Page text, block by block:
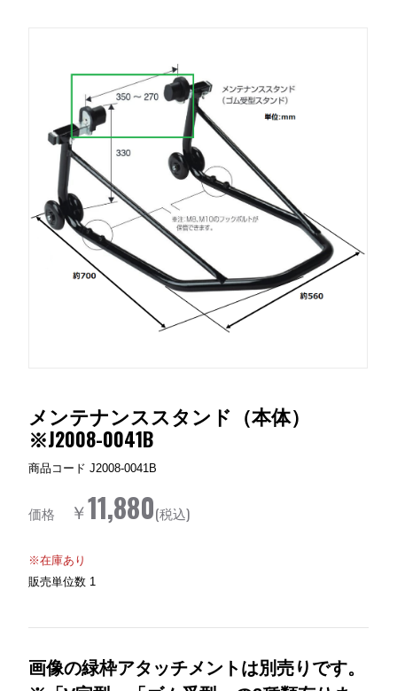
メンテナンススタンド（本体）
※J2008-0041B
商品コード J2008-0041B
価格 ￥11,880(税込)
※在庫あり
販売単位数 1
画像の緑枠アタッチメントは別売りです。